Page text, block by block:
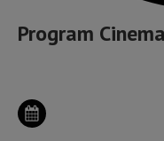
Program